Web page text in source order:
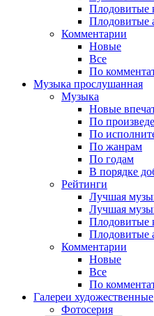
Плодовитые
Плодовитые
Комментарии
Новые
Все
По
Музыка прослушанная
Музыка
Новые
По
По
По жанрам
По годам
В порядке
Рейтинги
Лучшая
Лучшая
Плодовитые
Плодовитые
Комментарии
Новые
Все
По
Галереи художественные
Фотосерия